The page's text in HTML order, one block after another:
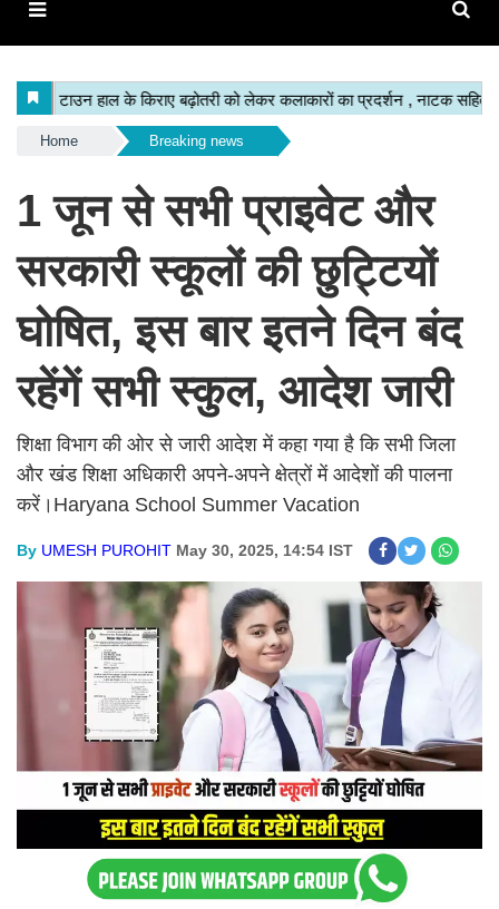
Home Breaking news
1 जून से सभी प्राइवेट और
सरकारी स्कूलों की छुट्टियों
घोषित, इस बार इतने दिन बंद
रहेंगें सभी स्कुल, आदेश जारी
शिक्षा विभाग की ओर से जारी आदेश में कहा गया है कि सभी जिला
और खंड शिक्षा अधिकारी अपने-अपने क्षेत्रों में आदेशों की पालना
करें।Haryana School Summer Vacation
By UMESH PUROHIT May 30, 2025, 14:54 IST